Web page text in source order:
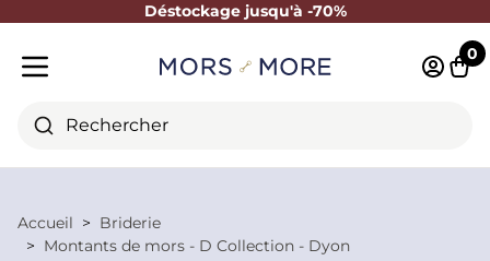
Déstockage jusqu'à -70%
Fermer
Rechercher
0
Accueil
Briderie
Montants de mors - D Collection - Dyon